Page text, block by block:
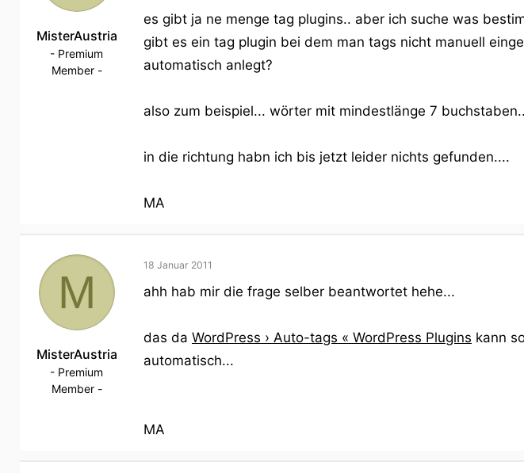
MisterAustria
- Premium
Member -
es gibt ja ne menge tag plugins.. aber ich suche was
gibt es ein tag plugin bei dem man tags nicht manuell
automatisch anlegt?
also zum beispiel... wörter mit mindestlänge 7
in die richtung habn ich bis jetzt leider nichts gefunden....
MA
M
MisterAustria
- Premium
Member -
18 Januar 2011
ahh hab mir die frage selber beantwortet hehe...
das da WordPress › Auto-tags « WordPress Plugins kann
automatisch...
MA